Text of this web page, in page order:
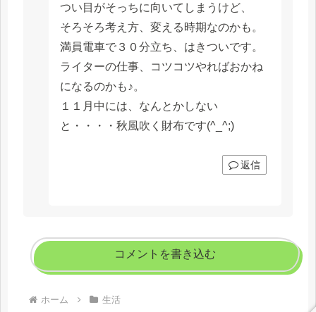
つい目がそっちに向いてしまうけど、
そろそろ考え方、変える時期なのかも。
満員電車で３０分立ち、はきついです。
ライターの仕事、コツコツやればおかね
になるのかも♪。
１１月中には、なんとかしない
と・・・・秋風吹く財布です(^_^;)
返信
コメントを書き込む
ホーム 生活